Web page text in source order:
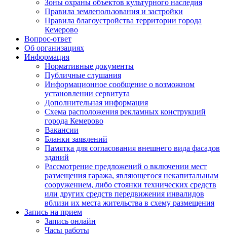
Зоны охраны объектов культурного наследия
Правила землепользования и застройки
Правила благоустройства территории города
Кемерово
Вопрос-ответ
Об организациях
Информация
Нормативные документы
Публичные слушания
Информационное сообщение о возможном
установлении сервитута
Дополнительная информация
Схема расположения рекламных конструкций
города Кемерово
Вакансии
Бланки заявлений
Памятка для согласования внешнего вида фасадов
зданий
Рассмотрение предложений о включении мест
размещения гаража, являющегося некапитальным
сооружением, либо стоянки технических средств
или других средств передвижения инвалидов
вблизи их места жительства в схему размещения
Запись на прием
Запись онлайн
Часы работы